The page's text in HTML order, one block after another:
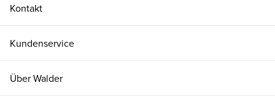
Kontakt
Kundenservice
Über Walder